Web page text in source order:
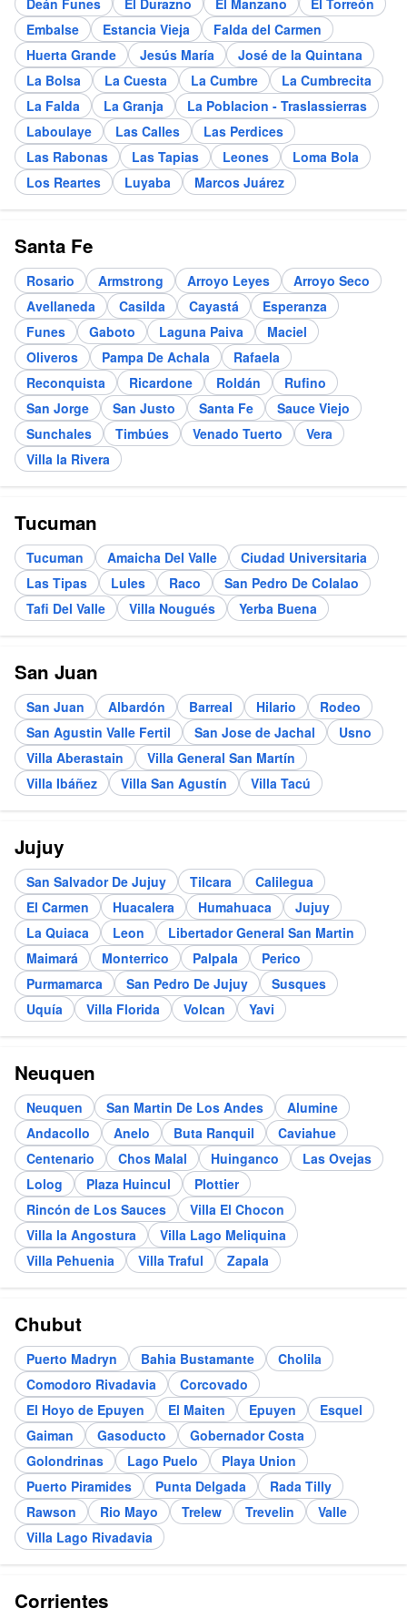
Embalse
Estancia Vieja
Falda del Carmen
Huerta Grande
Jesús María
José de la Quintana
La Bolsa
La Cuesta La Cumbre
La Cumbrecita
La Falda
La Granja
La Poblacion - Traslassierras
Laboulaye
Las Calles
Las Perdices
Las Rabonas
Las Tapias Leones
Loma Bola
Los Reartes
Luyaba Marcos Juárez
Santa Fe
Rosario Armstrong Arroyo Leyes
Arroyo Seco
Avellaneda
Casilda Cayastá
Esperanza
Funes
Gaboto Laguna Paiva
Maciel
Oliveros
Pampa De Achala
Rafaela
Reconquista
Ricardone Roldán
Rufino
San Jorge
San Justo Santa Fe
Sauce Viejo
Sunchales
Timbúes Venado Tuerto
Vera
Villa la Rivera
Tucuman
Tucuman Amaicha Del Valle
Ciudad Universitaria
Las Tipas
Lules Raco
San Pedro De Colalao
Tafi Del Valle
Villa Nougués Yerba Buena
San Juan
San Juan Albardón Barreal Hilario
Rodeo
San Agustin Valle Fertil
San Jose de Jachal
Usno
Villa Aberastain
Villa General San Martín
Villa Ibáñez
Villa San Agustín Villa Tacú
Jujuy
San Salvador De Jujuy Tilcara
Calilegua
El Carmen
Huacalera Humahuaca
Jujuy
La Quiaca
Leon
Libertador General San Martin
Maimará
Monterrico Palpala
Perico
Purmamarca
San Pedro De Jujuy
Susques
Uquía
Villa Florida Volcan Yavi
Neuquen
Neuquen San Martin De Los Andes
Alumine
Andacollo
Anelo Buta Ranquil
Caviahue
Centenario
Chos Malal Huinganco
Las Ovejas
Lolog
Plaza Huincul
Plottier
Rincón de Los Sauces
Villa El Chocon
Villa la Angostura
Villa Lago Meliquina
Villa Pehuenia
Villa Traful Zapala
Chubut
Puerto Madryn Bahia Bustamante
Cholila
Comodoro Rivadavia
Corcovado
El Hoyo de Epuyen
El Maiten Epuyen
Esquel
Gaiman
Gasoducto
Gobernador Costa
Golondrinas
Lago Puelo
Playa Union
Puerto Piramides
Punta Delgada
Rada Tilly
Rawson
Rio Mayo Trelew Trevelin
Valle
Villa Lago Rivadavia
Corrientes